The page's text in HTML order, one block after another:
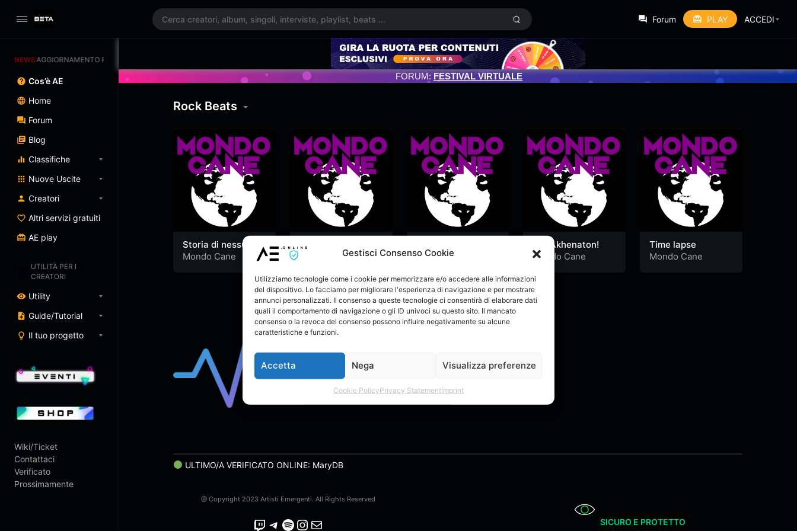
Gestisci Consenso Cookie
Utilizziamo tecnologie come i cookie per memorizzare e/o accedere alle informazioni
del dispositivo. Lo facciamo per migliorare l'esperienza di navigazione e per mostrare
annunci personalizzati. Il consenso a queste tecnologie ci consentirà di elaborare dati
quali il comportamento di navigazione o gli ID univoci su questo sito. Il mancato
consenso o la revoca del consenso possono influire negativamente su alcune
caratteristiche e funzioni.
Accetta Nega Visualizza preferenze
Cookie PolicyPrivacy StatementImprint
Forum PLAY ACCEDI
NEWS:AGGIORNAMENTO PROGRAMMATO 3/07/2025
Cos’è AE
Home
Forum
Blog
Classifiche
Nuove Uscite
Creatori
Altri servizi gratuiti
AE play
UTILITÀ PER I
CREATORI
Utility
Guide/Tutorial
Il tuo progetto
Wiki/Ticket
Contattaci
Verificato
Prossimamente
FORUM: FESTIVAL VIRTUALE
Rock Beats
Storia di nessuno
Mondo Cane
Trappole Urbane
Mondo Cane
Mondo Cane
Per Akhenaton!
Mondo Cane
Time lapse
Mondo Cane
ULTIMO/A VERIFICATO ONLINE: MaryDB
@ Copyright 2023 Artisti Emergenti. All Rights Reserved
Twitch Telegram Spotify Instagram Email SICURO E PROTETTO